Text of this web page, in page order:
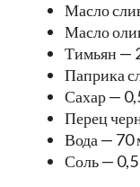
Масло
Масло
Тимьян —
Паприка
Сахар —
Перец
Вода — 70
Соль — 0,5